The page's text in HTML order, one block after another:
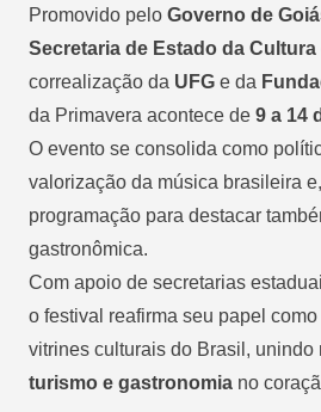
Promovido pelo Governo de
Secretaria de Estado da Cultura
correalização da UFG e da
da Primavera acontece de 9 a 14
O evento se consolida como
valorização da música brasileira
programação para destacar
gastronômica.
Com apoio de secretarias
o festival reafirma seu papel
vitrines culturais do Brasil, unindo
turismo e gastronomia no